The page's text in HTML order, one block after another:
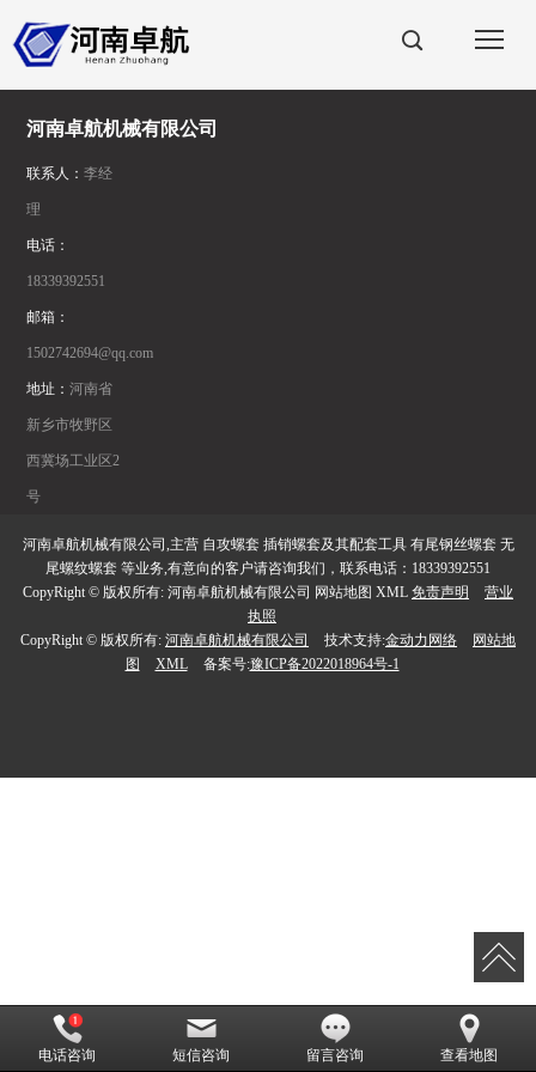
河南卓航机械有限公司
联系人：李经
理
电话：
18339392551
邮箱：
1502742694@qq.com
地址：河南省
新乡市牧野区
西冀场工业区2
号
河南卓航机械有限公司,主营 自攻螺套 插销螺套及其配套工具 有尾钢丝螺套 无
尾螺纹螺套 等业务,有意向的客户请咨询我们，联系电话：18339392551
CopyRight © 版权所有: 河南卓航机械有限公司 网站地图 XML 免责声明
营业
执照
CopyRight © 版权所有: 河南卓航机械有限公司 技术支持:金动力网络
网站地
图
XML 备案号:豫ICP备2022018964号-1
电话咨询 短信咨询 留言咨询 查看地图